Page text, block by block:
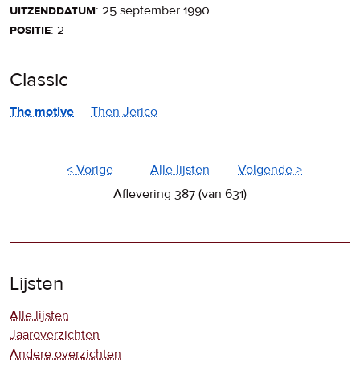
uitzenddatum: 25 september 1990
positie: 2
Classic
The motive — Then Jerico
< Vorige Alle lijsten
Volgende >
Aflevering 387 (van 631)
Lijsten
Alle lijsten
Jaaroverzichten
Andere overzichten